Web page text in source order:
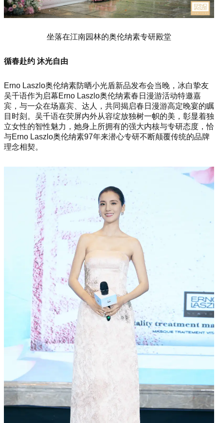
坐落在江南园林的奥伦纳素专研殿堂
循春赴约 沐光自由
Erno Laszlo奥伦纳素防晒小光盾新品发布会当晚，冰白挚友
吴千语作为启幕Erno Laszlo奥伦纳素春日漫游活动特邀嘉
宾，与一众在场嘉宾、达人，共同揭启春日漫游高定晚宴的瞩
目时刻。吴千语在荧屏内外从容绽放独树一帜的美，彰显着独
立女性的智性魅力，她身上所拥有的强大内核与专研态度，恰
与Erno Laszlo奥伦纳素97年来潜心专研不断颠覆传统的品牌
理念相契。